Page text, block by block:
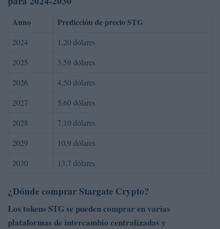
Anno Predicción de precio STG
2024
1,20 dólares
2025
3,59 dólares
2026
4,50 dólares
2027
5,60 dólares
2028
7,10 dólares
2029
10,9 dólares
2030
13,7 dólares
¿Dónde comprar Stargate Crypto?
Los tokens STGse pueden comprar en varias
plataformas de intercambio centralizadas y